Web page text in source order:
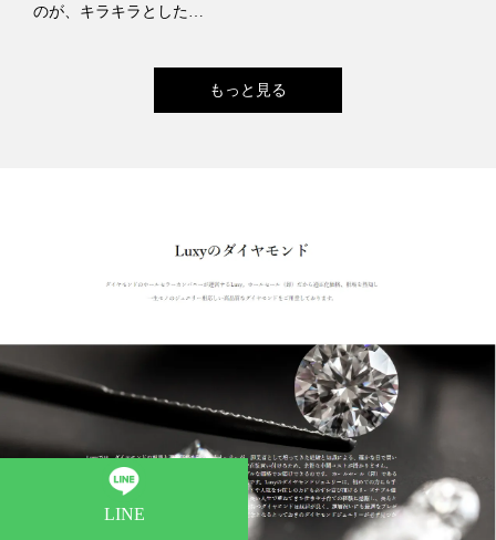
のが、キラキラとした…
もっと見る
LINE